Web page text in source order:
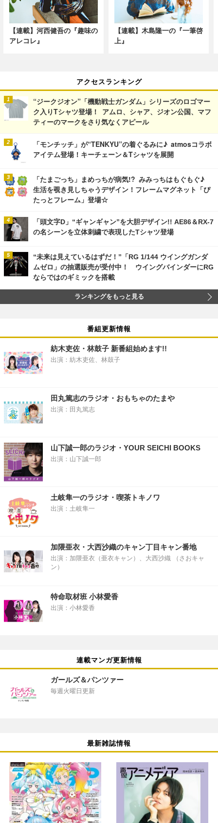
【連載】河西健吾の『趣味の
アレコレ』
【連載】木島隆一の『一筆啓
上』
アクセスランキング
“ジークジオン”「機動戦士ガンダム」シリーズのロゴマー
ク入りTシャツ登場！ アムロ、シャア、ジオン公国、マフ
ティーのマークをさり気なくアピール
「モンチッチ」が“TENKYU”の着ぐるみに♪ atmosコラボ
アイテム登場！キーチェーン＆Tシャツを展開
「たまごっち」まめっちが病気!? みみっちはもぐもぐ♪
生活を覗き見しちゃうデザイン！フレームマグネット「ぴ
たっとフレーム」登場☆
「頭文字D」“ギャンギャン”を大胆デザイン!! AE86＆RX-7
の名シーンを立体刺繍で表現したTシャツ登場
“未来は見えているはずだ！”「RG 1/144 ウイングガンダ
ムゼロ」の抽選販売が受付中！ ウイングバインダーにRG
ならではのギミックを搭載
ランキングをもっと見る
番組更新情報
紡木吏佐・林鼓子 新番組始めます!!
出演：紡木吏佐、林鼓子
田丸篤志のラジオ・おもちゃのたまや
出演：田丸篤志
山下誠一郎のラジオ・YOUR SEICHI BOOKS
出演：山下誠一郎
土岐隼一のラジオ・喫茶トキノワ
出演：土岐隼一
加隈亜衣・大西沙織のキャン丁目キャン番地
出演：加隈亜衣（亜衣キャン）、大西沙織 （さおキャ
ン）
特命取材班 小林愛香
出演：小林愛香
連載マンガ更新情報
ガールズ＆パンツァー
毎週火曜日更新
最新雑誌情報